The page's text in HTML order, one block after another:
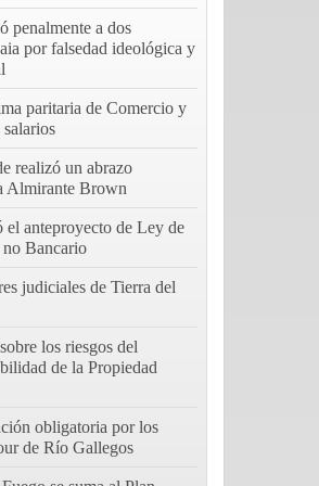
penalmente a dos
por falsedad ideológica y
paritaria de Comercio y
realizó un abrazo
Almirante Brown
anteproyecto de Ley de
no Bancario
judiciales de Tierra del
los riesgos del
de la Propiedad
obligatoria por los
de Río Gallegos